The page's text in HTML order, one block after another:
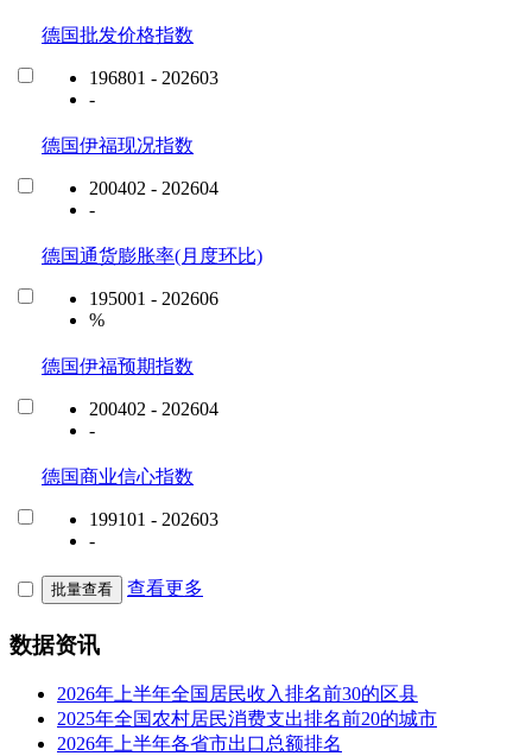
德国批发价格指数
196801 - 202603
-
德国伊福现况指数
200402 - 202604
-
德国通货膨胀率(月度环比)
195001 - 202606
%
德国伊福预期指数
200402 - 202604
-
德国商业信心指数
199101 - 202603
-
批量查看 查看更多
数据资讯
2026年上半年全国居民收入排名前30的区县
2025年全国农村居民消费支出排名前20的城市
2026年上半年各省市出口总额排名